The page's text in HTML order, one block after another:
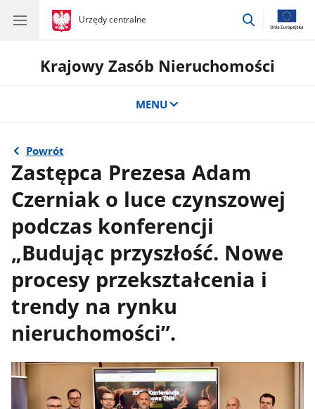
gov.pl
Urzędy centralne
gov.pl
Urzędy
przejdź
Krajowy Zasób Nieruchomości
MENU
Powrót
Zastępca Prezesa Adam
Czerniak o luce czynszowej
podczas konferencji
„Budując przyszłość. Nowe
procesy przekształcenia i
trendy na rynku
nieruchomości”.